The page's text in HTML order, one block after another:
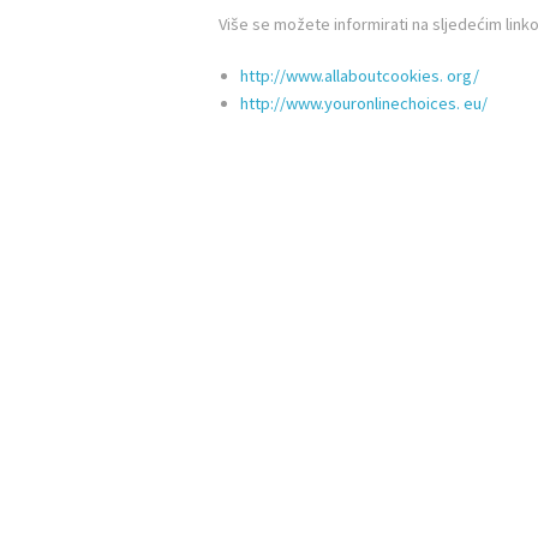
Više se možete informirati na sljedećim
http://www.allaboutcookies. org/
http://www.youronlinechoices. eu/